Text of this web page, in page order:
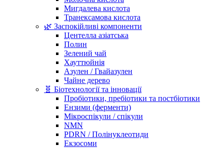
Мигдалева кислота
Транексамова кислота
🌿 Заспокійливі компоненти
Центелла азіатська
Полин
Зелений чай
Хауттюйнія
Азулен / Гвайазулен
Чайне дерево
🧬 Біотехнології та інновації
Пробіотики, пребіотики та постбіотики
Ензими (ферменти)
Мікроспікули / спікули
NMN
PDRN / Полінуклеотиди
Екзосоми